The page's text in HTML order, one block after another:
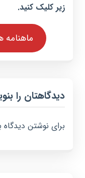
زیر کلیک کنید.
ماهنامه
دیدگاهتان را
برای نوشتن دیدگاه